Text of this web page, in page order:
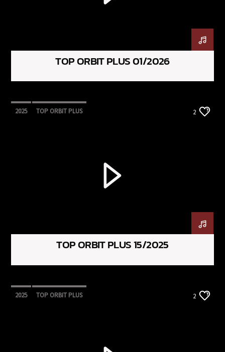
TOP ORBIT PLUS 01/2026
2025 TOP ORBIT PLUS 2
TOP ORBIT PLUS 15/2025
2025 TOP ORBIT PLUS 2